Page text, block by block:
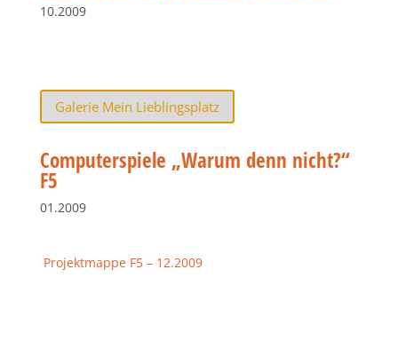
10.2009
Galerie Mein Lieblingsplatz
Computerspiele „Warum denn nicht?“
F5
01.2009
Projektmappe F5 – 12.2009